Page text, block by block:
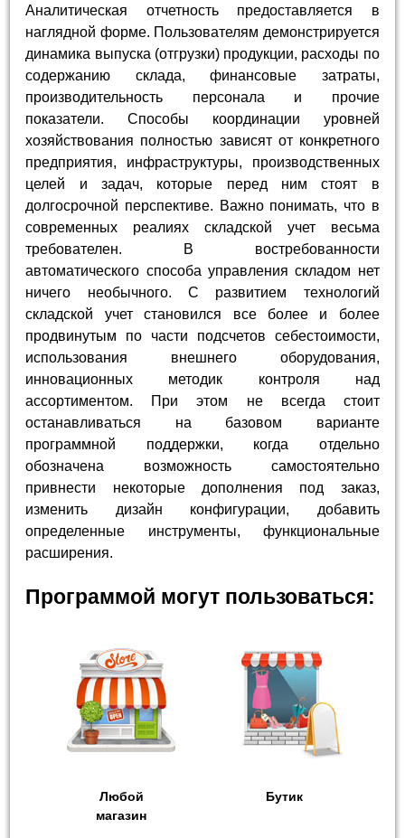
Аналитическая отчетность предоставляется в
наглядной форме. Пользователям демонстрируется
динамика выпуска (отгрузки) продукции, расходы по
содержанию склада, финансовые затраты,
производительность персонала и прочие
показатели. Способы координации уровней
хозяйствования полностью зависят от конкретного
предприятия, инфраструктуры, производственных
целей и задач, которые перед ним стоят в
долгосрочной перспективе. Важно понимать, что в
современных реалиях складской учет весьма
требователен. В востребованности
автоматического способа управления складом нет
ничего необычного. С развитием технологий
складской учет становился все более и более
продвинутым по части подсчетов себестоимости,
использования внешнего оборудования,
инновационных методик контроля над
ассортиментом. При этом не всегда стоит
останавливаться на базовом варианте
программной поддержки, когда отдельно
обозначена возможность самостоятельно
привнести некоторые дополнения под заказ,
изменить дизайн конфигурации, добавить
определенные инструменты, функциональные
расширения.
Программой могут пользоваться:
Любой
магазин
Бутик